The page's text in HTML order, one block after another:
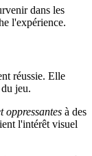
dans les
l'expérience.
réussie. Elle
jeu.
oppressantes à des
l'intérêt visuel